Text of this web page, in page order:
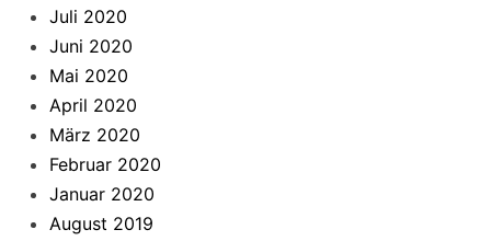
Juli 2020
Juni 2020
Mai 2020
April 2020
März 2020
Februar 2020
Januar 2020
August 2019